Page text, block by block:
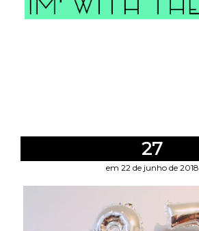
27
em 22 de junho de 2018